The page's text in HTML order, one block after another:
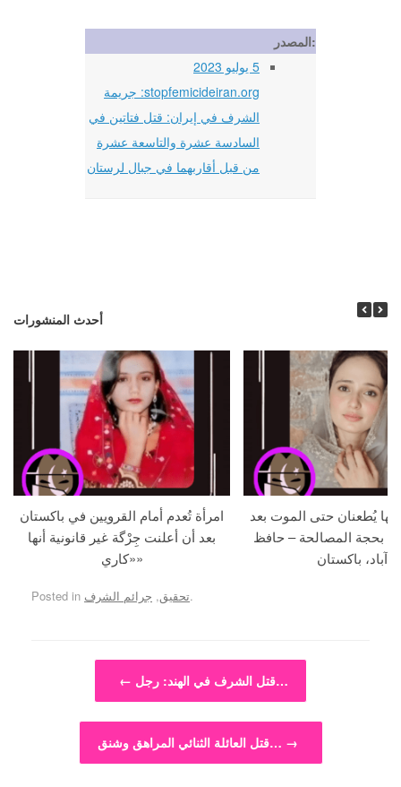
المصدر:
5 يوليو 2023
stopfemicideiran.org: جريمة
الشرف في إيران: قتل فتاتين في
السادسة عشرة والتاسعة عشرة
من قبل أقاربهما في جبال لرستان
أحدث المنشورات
امرأة تُعدم أمام القرويين في باكستان
بعد أن أعلنت جِرْگة غير قانونية أنها
«كاري»
يُطعنان حتى الموت بعد
بحجة المصالحة – حافظ
آباد، باكستان
Posted in تحقيق, جرائم الشرف .
Post navigation
← قتل الشرف في الهند: رجل…
قتل العائلة الثنائي المراهق وشنق… →